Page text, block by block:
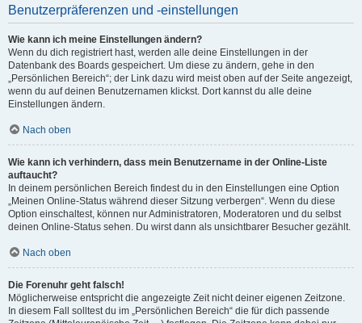
Benutzerpräferenzen und -einstellungen
Wie kann ich meine Einstellungen ändern?
Wenn du dich registriert hast, werden alle deine Einstellungen in der
Datenbank des Boards gespeichert. Um diese zu ändern, gehe in den
„Persönlichen Bereich“; der Link dazu wird meist oben auf der Seite angezeigt,
wenn du auf deinen Benutzernamen klickst. Dort kannst du alle deine
Einstellungen ändern.
Nach oben
Wie kann ich verhindern, dass mein Benutzername in der Online-Liste
auftaucht?
In deinem persönlichen Bereich findest du in den Einstellungen eine Option
„Meinen Online-Status während dieser Sitzung verbergen“. Wenn du diese
Option einschaltest, können nur Administratoren, Moderatoren und du selbst
deinen Online-Status sehen. Du wirst dann als unsichtbarer Besucher gezählt.
Nach oben
Die Forenuhr geht falsch!
Möglicherweise entspricht die angezeigte Zeit nicht deiner eigenen Zeitzone.
In diesem Fall solltest du im „Persönlichen Bereich“ die für dich passende